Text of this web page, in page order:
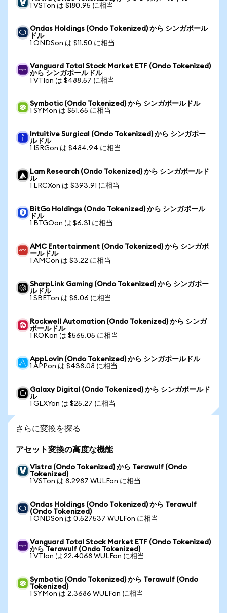
1 VSTon は $180.95 に相当
Ondas Holdings (Ondo Tokenized) から シンガポール
ドル
1 ONDSon は $11.50 に相当
Vanguard Total Stock Market ETF (Ondo Tokenized)
から シンガポールドル
1 VTIon は $488.57 に相当
Symbotic (Ondo Tokenized) から シンガポールドル
1 SYMon は $51.65 に相当
Intuitive Surgical (Ondo Tokenized) から シンガポー
ルドル
1 ISRGon は $484.94 に相当
Lam Research (Ondo Tokenized) から シンガポールド
ル
1 LRCXon は $393.91 に相当
BitGo Holdings (Ondo Tokenized) から シンガポール
ドル
1 BTGOon は $6.31 に相当
AMC Entertainment (Ondo Tokenized) から シンガポ
ールドル
1 AMCon は $3.22 に相当
SharpLink Gaming (Ondo Tokenized) から シンガポー
ルドル
1 SBETon は $8.06 に相当
Rockwell Automation (Ondo Tokenized) から シンガ
ポールドル
1 ROKon は $565.05 に相当
AppLovin (Ondo Tokenized) から シンガポールドル
1 APPon は $438.08 に相当
Galaxy Digital (Ondo Tokenized) から シンガポールド
ル
1 GLXYon は $25.27 に相当
さらに変換を探る
アセット変換の高度な機能
Vistra (Ondo Tokenized) から Terawulf (Ondo
Tokenized)
1 VSTon は 8.2987 WULFon に相当
Ondas Holdings (Ondo Tokenized) から Terawulf
(Ondo Tokenized)
1 ONDSon は 0.527537 WULFon に相当
Vanguard Total Stock Market ETF (Ondo Tokenized)
から Terawulf (Ondo Tokenized)
1 VTIon は 22.4068 WULFon に相当
Symbotic (Ondo Tokenized) から Terawulf (Ondo
Tokenized)
1 SYMon は 2.3686 WULFon に相当